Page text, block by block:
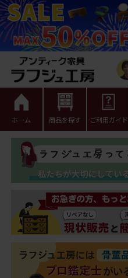
ホーム 商品を探す ご利用ガイド